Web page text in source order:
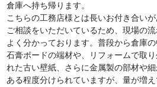
倉庫へ持ち帰ります。
こちらの工務店様とは長いお付き合い
ご相談をいただいているため、現場の
よく分かっております。普段から倉庫
石膏ボードの端材や、リフォームで取
れた古い壁紙、さらに金属製の部材や
ある程度分けられていますが、量が増